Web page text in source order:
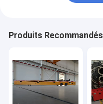
Produits Recommandés